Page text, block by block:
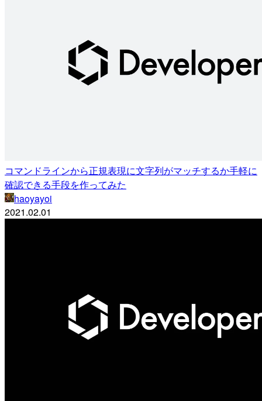
コマンドラインから正規表現に文字列がマッチするか手軽に
確認できる手段を作ってみた
haoyayoi
2021.02.01